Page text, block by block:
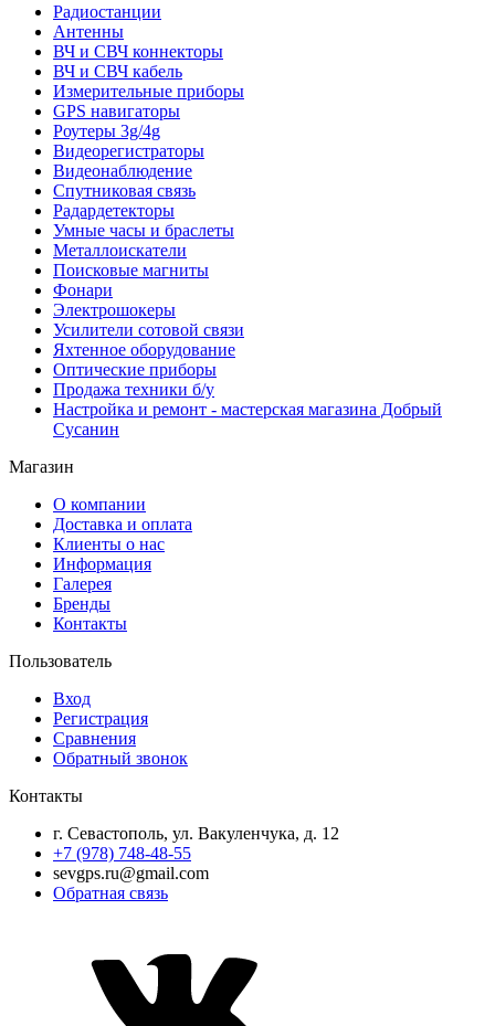
Радиостанции
Антенны
ВЧ и СВЧ коннекторы
ВЧ и СВЧ кабель
Измерительные приборы
GPS навигаторы
Роутеры 3g/4g
Видеорегистраторы
Видеонаблюдение
Спутниковая связь
Радардетекторы
Умные часы и браслеты
Металлоискатели
Поисковые магниты
Фонари
Электрошокеры
Усилители сотовой связи
Яхтенное оборудование
Оптические приборы
Продажа техники б/у
Настройка и ремонт - мастерская магазина Добрый
Сусанин
Магазин
О компании
Доставка и оплата
Клиенты о нас
Информация
Галерея
Бренды
Контакты
Пользователь
Вход
Регистрация
Сравнения
Обратный звонок
Контакты
г. Севастополь, ул. Вакуленчука, д. 12
+7 (978) 748-48-55
sevgps.ru@gmail.com
Обратная связь